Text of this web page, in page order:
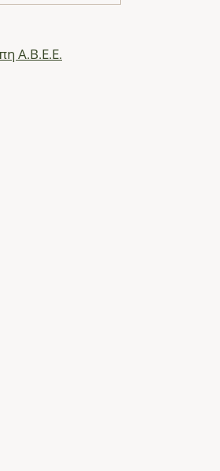
Α.Β.Ε.Ε.